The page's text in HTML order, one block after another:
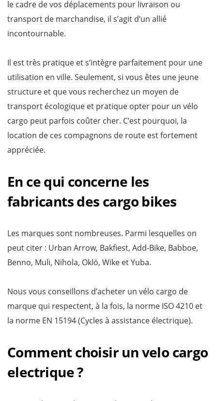
le cadre de vos déplacements pour livraison ou
transport de marchandise, il s’agit d’un allié
incontournable.
Il est très pratique et s’intègre parfaitement pour une
utilisation en ville. Seulement, si vous êtes une jeune
structure et que vous recherchez un moyen de
transport écologique et pratique opter pour un vélo
cargo peut parfois coûter cher. C’est pourquoi, la
location de ces compagnons de route est fortement
appréciée.
En ce qui concerne les
fabricants des cargo bikes
Les marques sont nombreuses. Parmi lesquelles on
peut citer : Urban Arrow, Bakfiest, Add-Bike, Babboe,
Benno, Muli, Nihola, Oklö, Wike et Yuba.
Nous vous conseillons d’acheter un vélo cargo de
marque qui respectent, à la fois, la norme ISO 4210 et
la norme EN 15194 (Cycles à assistance électrique).
Comment choisir un velo cargo
electrique ?